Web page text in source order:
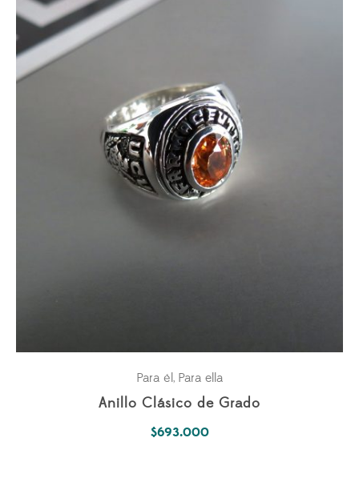
Para él, Para ella
Anillo Clásico de Grado
$693.000